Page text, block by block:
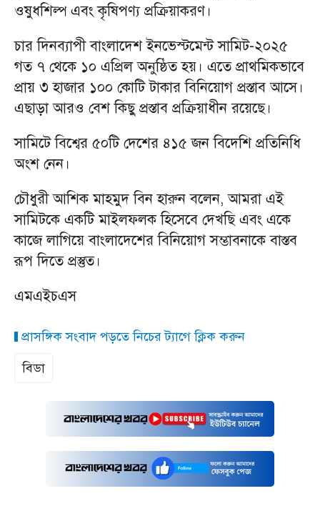
ওষুধশিল্প এবং কৃষিপণ্য প্রক্রিয়াকরণ।
চার দিনব্যাপী বাংলাদেশ ইনভেস্টমেন্ট সামিট-২০২৫
গত ৭ থেকে ১০ এপ্রিল অনুষ্ঠিত হয়। এতে প্রাথমিকভাবে
প্রায় ৩ হাজার ১০০ কোটি টাকার বিনিয়োগ প্রস্তাব আসে।
এছাড়া আরও বেশ কিছু প্রস্তাব প্রক্রিয়াধীন রয়েছে।
সামিটে বিশ্বের ৫০টি দেশের ৪১৫ জন বিদেশি প্রতিনিধি
অংশ নেন।
চৌধুরী আশিক মাহমুদ বিন হারুন বলেন, আমরা এই
সামিটকে একটি মাইলফলক হিসেবে দেখছি এবং একে
কাজে লাগিয়ে বাংলাদেশের বিনিয়োগ সম্ভাবনাকে বাস্তব
রূপ দিতে প্রস্তুত।
এমএইচএস
প্রাসঙ্গিক সংবাদ পড়তে নিচের ট্যাগে ক্লিক করুন
বিডা